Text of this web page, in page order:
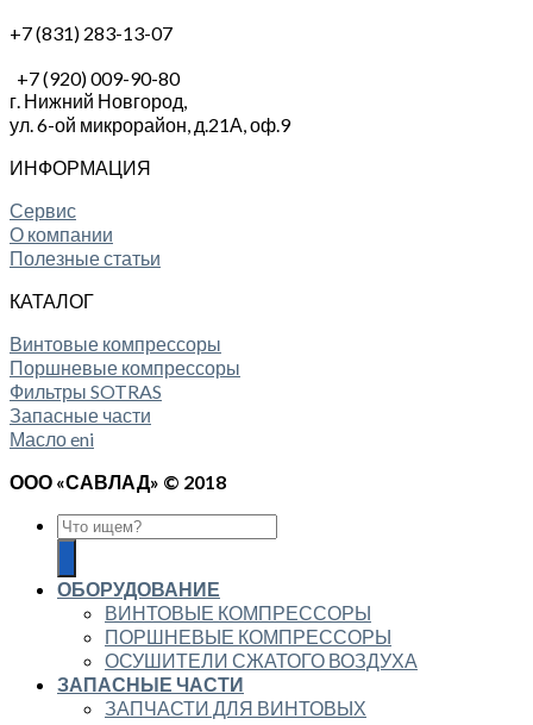
+7 (831) 283-13-07
+7 (920) 009-90-80
г. Нижний Новгород,
ул. 6-ой микрорайон, д.21А, оф.9
ИНФОРМАЦИЯ
Сервис
О компании
Полезные статьи
КАТАЛОГ
Винтовые компрессоры
Поршневые компрессоры
Фильтры SOTRAS
Запасные части
Масло eni
ООО «САВЛАД» © 2018
ОБОРУДОВАНИЕ
ВИНТОВЫЕ КОМПРЕССОРЫ
ПОРШНЕВЫЕ КОМПРЕССОРЫ
ОСУШИТЕЛИ СЖАТОГО ВОЗДУХА
ЗАПАСНЫЕ ЧАСТИ
ЗАПЧАСТИ ДЛЯ ВИНТОВЫХ